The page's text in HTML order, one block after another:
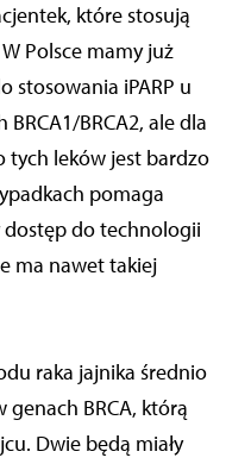
które stosują
Polsce mamy już
stosowania iPARP u
BRCA2, ale dla
tych leków jest bardzo
pomaga
dostęp do technologii
ma nawet takiej
raka jajnika średnio
BRCA, którą
Dwie będą miały